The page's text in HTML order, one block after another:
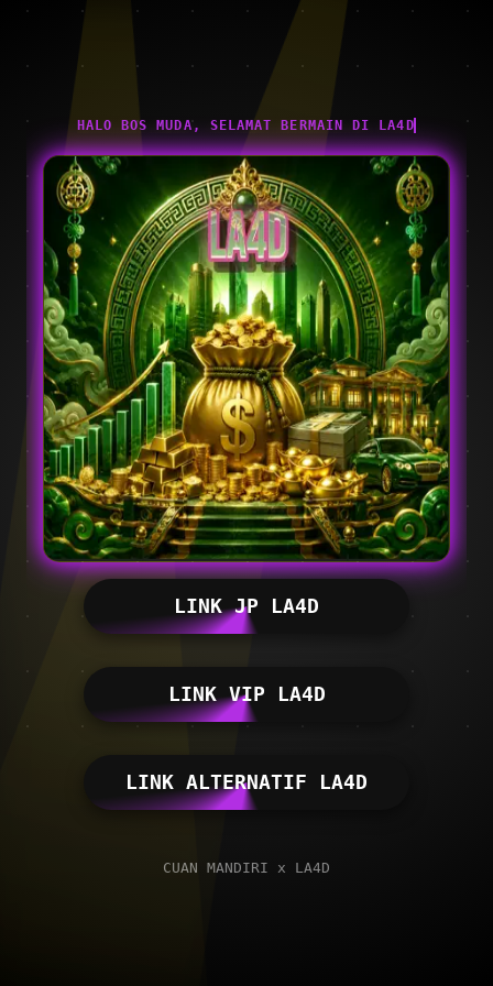
HALO BOS MUDA, SELAMAT BERMAIN DI LA4D
LINK JP LA4D
LINK VIP LA4D
LINK ALTERNATIF LA4D
CUAN MANDIRI x LA4D